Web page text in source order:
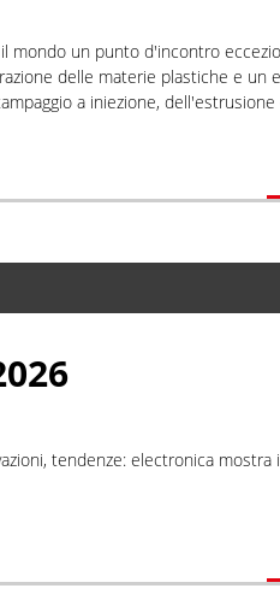
mondo un punto d'incontro
delle materie plastiche e un
a iniezione,
tendenze: electronica